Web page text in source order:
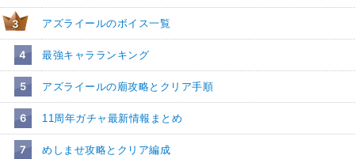
3 アズライールのボイス一覧
4 最強キャラランキング
5 アズライールの廟攻略とクリア手順
6 11周年ガチャ最新情報まとめ
7 めしませ攻略とクリア編成